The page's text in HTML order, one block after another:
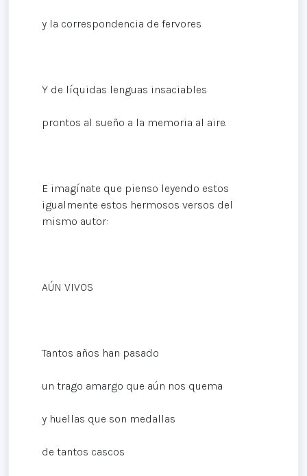
y la correspondencia de fervores
Y de líquidas lenguas insaciables
prontos al sueño a la memoria al aire.
E imagínate que pienso leyendo estos
igualmente estos hermosos versos del
mismo autor:
AÚN VIVOS
Tantos años han pasado
un trago amargo que aún nos quema
y huellas que son medallas
de tantos cascos